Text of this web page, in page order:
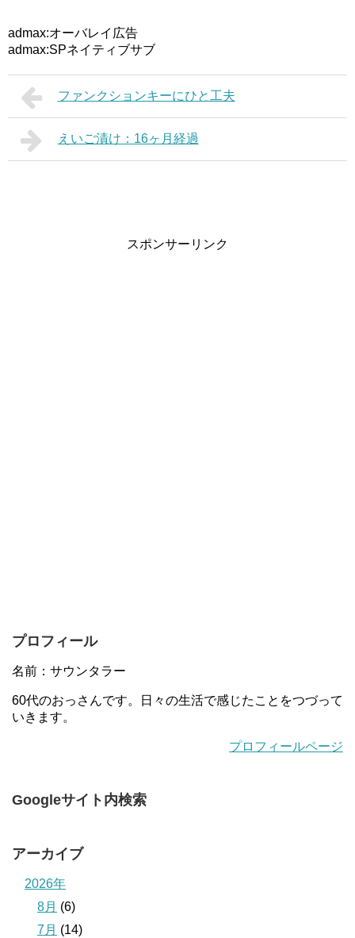
admax:オーバレイ広告
admax:SPネイティブサブ
ファンクションキーにひと工夫
えいご漬け：16ヶ月経過
スポンサーリンク
プロフィール
名前：サウンタラー
60代のおっさんです。日々の生活で感じたことをつづって
いきます。
プロフィールページ
Googleサイト内検索
アーカイブ
2026年
8月 (6)
7月 (14)